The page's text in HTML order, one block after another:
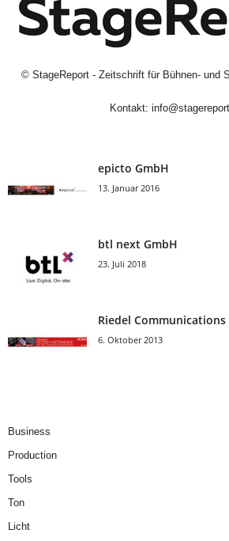
© StageReport - Zeitschrift für Bühnen- und
Kontakt:
epicto GmbH
13. Januar 2016
btl next GmbH
23. Juli 2018
Riedel Communica­tions
6. Oktober 2013
Business
Production
Tools
Ton
Licht